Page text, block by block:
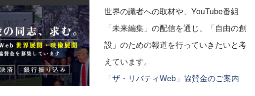
世界の識者への取材や、YouTube番組
「未来編集」の配信を通じ、「自由の創
設」のための報道を行っていきたいと考
えています。
「ザ・リバティWeb」協賛金のご案内